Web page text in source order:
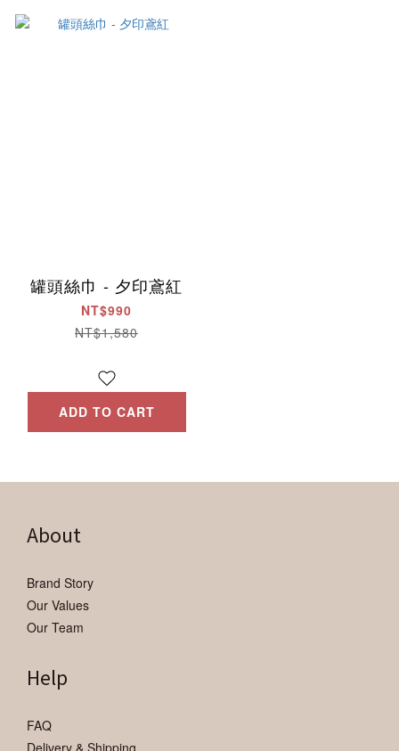
罐頭絲巾 - 夕印鳶紅
NT$990
NT$1,580
ADD TO CART
About
Brand Story
Our Values
Our Team
Help
FAQ
Delivery & Shipping